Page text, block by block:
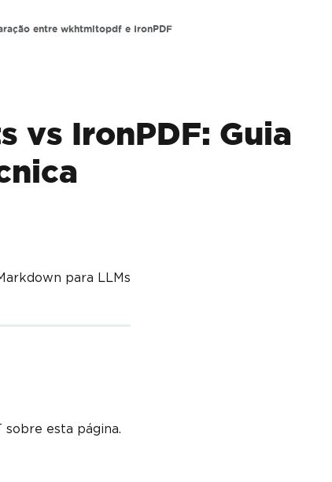
entre wkhtmltopdf e IronPDF
vs IronPDF: Guia
para LLMs
sobre esta página.